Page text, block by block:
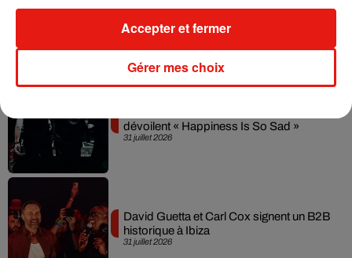
3 août 2026
Fred again.. et Latin Mafia dévoilent enfin
leur mixtape créée en...
31 juillet 2026
dévoilent « Happiness Is So Sad »
31 juillet 2026
David Guetta et Carl Cox signent un B2B
historique à Ibiza
Gérer mes choix
Accepter et fermer